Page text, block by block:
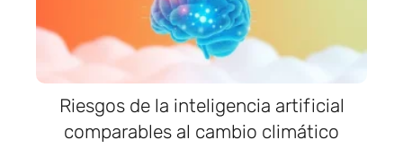
Riesgos de la inteligencia artificial
comparables al cambio climático